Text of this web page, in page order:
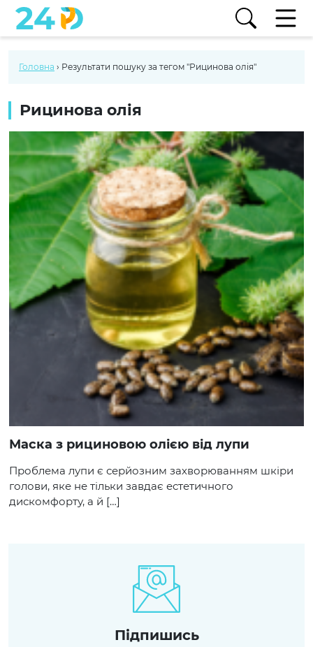
Головна › Результати пошуку за тегом "Рицинова олія"
Рицинова олія
Маска з рициновою олією від лупи
Проблема лупи є серйозним захворюванням шкіри
голови, яке не тільки завдає естетичного
дискомфорту, а й […]
Пiдпишись